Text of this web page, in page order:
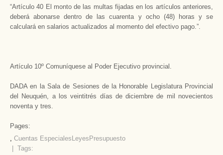
“Artículo 40 El monto de las multas fijadas en los artículos anteriores,
deberá abonarse dentro de las cuarenta y ocho (48) horas y se
calculará en salarios actualizados al momento del efectivo pago.”.
Artículo 10º Comuníquese al Poder Ejecutivo provincial.
DADA en la Sala de Sesiones de la Honorable Legislatura Provincial
del Neuquén, a los veintitrés días de diciembre de mil novecientos
noventa y tres.
Pages:
, Cuentas Especiales Leyes Presupuesto
| Tags: